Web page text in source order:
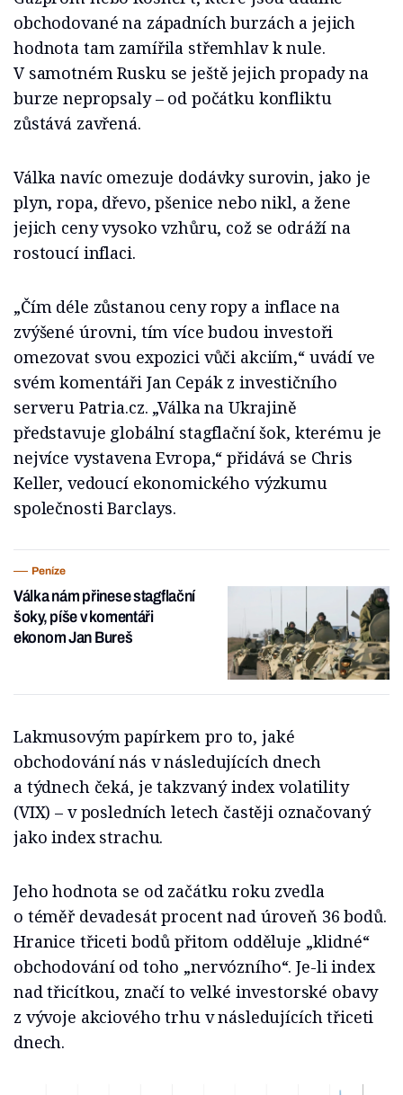
obchodované na západních burzách a jejich
hodnota tam zamířila střemhlav k nule.
V samotném Rusku se ještě jejich propady na
burze nepropsaly – od počátku konfliktu
zůstává zavřená.
Válka navíc omezuje dodávky surovin, jako je
plyn, ropa, dřevo, pšenice nebo nikl, a žene
jejich ceny vysoko vzhůru, což se odráží na
rostoucí inflaci.
„Čím déle zůstanou ceny ropy a inflace na
zvýšené úrovni, tím více budou investoři
omezovat svou expozici vůči akciím,“ uvádí ve
svém komentáři Jan Cepák z investičního
serveru Patria.cz. „Válka na Ukrajině
představuje globální stagflační šok, kterému je
nejvíce vystavena Evropa,“ přidává se Chris
Keller, vedoucí ekonomického výzkumu
společnosti Barclays.
Peníze
Válka nám přinese stagflační
šoky, píše v komentáři
ekonom Jan Bureš
Lakmusovým papírkem pro to, jaké
obchodování nás v následujících dnech
a týdnech čeká, je takzvaný index volatility
(VIX) – v posledních letech častěji označovaný
jako index strachu.
Jeho hodnota se od začátku roku zvedla
o téměř devadesát procent nad úroveň 36 bodů.
Hranice třiceti bodů přitom odděluje „klidné“
obchodování od toho „nervózního“. Je-li index
nad třicítkou, značí to velké investorské obavy
z vývoje akciového trhu v následujících třiceti
dnech.